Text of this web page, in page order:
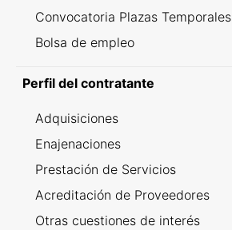
Convocatoria Plazas Temporales
Bolsa de empleo
Perfil del contratante
Adquisiciones
Enajenaciones
Prestación de Servicios
Acreditación de Proveedores
Otras cuestiones de interés